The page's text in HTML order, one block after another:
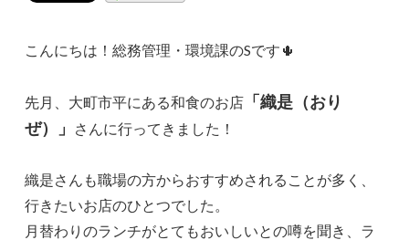
こんにちは！総務管理・環境課のSです🌵
先月、大町市平にある和食のお店 「織是（おり
ぜ）」
さんに行ってきました！
織是さんも職場の方からおすすめされることが多く、
行きたいお店のひとつでした。
月替わりのランチがとてもおいしいとの噂を聞き、ラ